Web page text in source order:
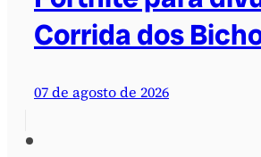
Corrida dos
07 de agosto de 2026